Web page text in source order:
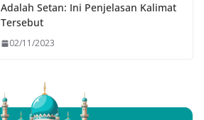
Adalah Setan: Ini Penjelasan Kalimat
Tersebut
02/11/2023